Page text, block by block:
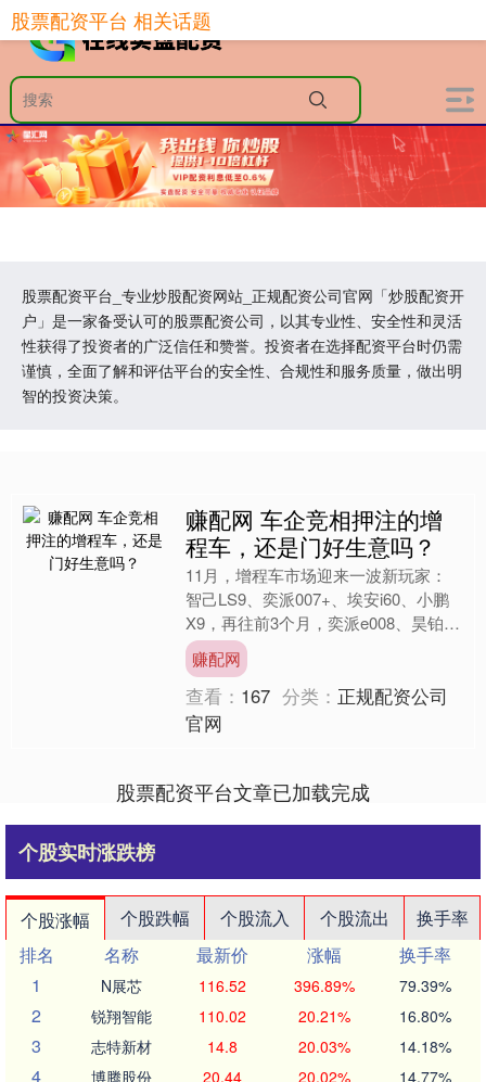
股票配资平台_专业炒股配资网站_正规配资公司官网「炒股配资开
户」是一家备受认可的股票配资公司，以其专业性、安全性和灵活
性获得了投资者的广泛信任和赞誉。投资者在选择配资平台时仍需
谨慎，全面了解和评估平台的安全性、合规性和服务质量，做出明
智的投资决策。
股票配资平台 相关话题
赚配网 车企竞相押注的增
程车，还是门好生意吗？
11月，增程车市场迎来一波新玩家：
智己LS9、奕派007+、埃安i60、小鹏
X9，再往前3个月，奕派e008、昊铂
HL、尚界H5、智己LS6、别克至境
L7、马自....
赚配网
查看： 167 分类： 正规配资公司
官网
股票配资平台文章已加载完成
个股实时涨跌榜
个股涨幅 个股跌幅 个股流入 个股流出
换手率
排名
名称 最新价 涨幅
换手率
1
N展芯 116.52 396.89% 79.39%
2 锐翔智能 110.02 20.21% 16.80%
3 志特新材 14.8 20.03% 14.18%
4 博腾股份 20.44 20.02% 14.77%